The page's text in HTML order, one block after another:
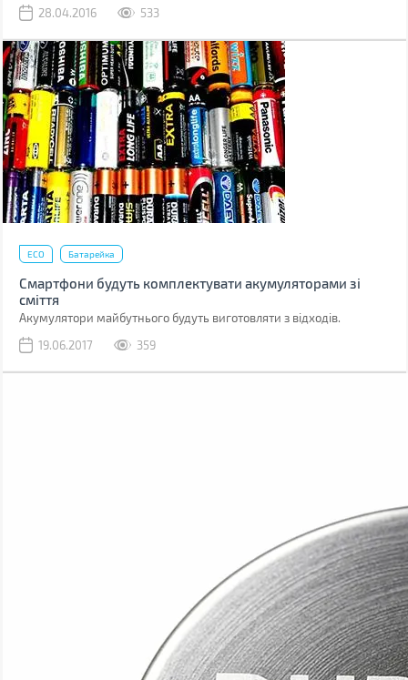
28.04.2016 533
ECO Батарейка
Смартфони будуть комплектувати акумуляторами зі
сміття
Акумулятори майбутнього будуть виготовляти з відходів.
19.06.2017
359